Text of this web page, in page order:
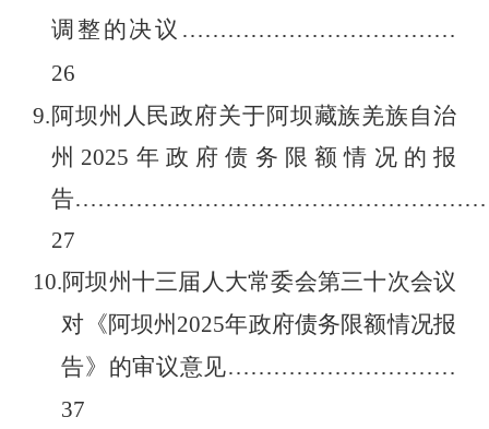
调整的决议 ………………………………
26
9.阿坝州人民政府关于阿坝藏族羌族自治
州 2025 年政府债务限额情况的报
告
27
10.阿坝州十三届人大常委会第三十次会议
对《阿坝州 2025年政府债务限额情况报
告》 的审议意见…………………………
37